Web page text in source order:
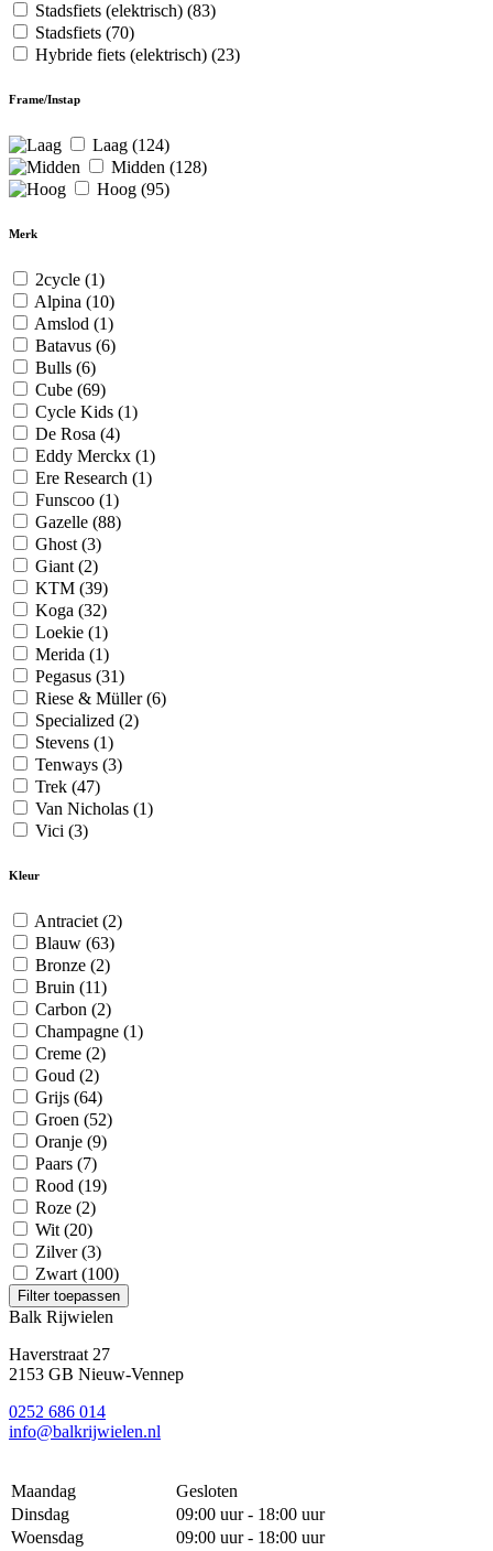
Stadsfiets (elektrisch) (83)
Stadsfiets (70)
Hybride fiets (elektrisch) (23)
Frame/Instap
Laag (124)
Midden (128)
Hoog (95)
Merk
2cycle (1)
Alpina (10)
Amslod (1)
Batavus (6)
Bulls (6)
Cube (69)
Cycle Kids (1)
De Rosa (4)
Eddy Merckx (1)
Ere Research (1)
Funscoo (1)
Gazelle (88)
Ghost (3)
Giant (2)
KTM (39)
Koga (32)
Loekie (1)
Merida (1)
Pegasus (31)
Riese & Müller(6)
Specialized (2)
Stevens (1)
Tenways (3)
Trek (47)
Van Nicholas (1)
Vici (3)
Kleur
Antraciet (2)
Blauw (63)
Bronze (2)
Bruin (11)
Carbon (2)
Champagne (1)
Creme (2)
Goud (2)
Grijs (64)
Groen (52)
Oranje (9)
Paars (7)
Rood (19)
Roze (2)
Wit (20)
Zilver(3)
Zwart (100)
Filter toepassen
Balk Rijwielen
Haverstraat 27
2153 GB Nieuw-Vennep
0252 686 014
info@balkrijwielen.nl
Maandag
Gesloten
Dinsdag
09:00 uur - 18:00 uur
Woensdag
09:00 uur - 18:00 uur